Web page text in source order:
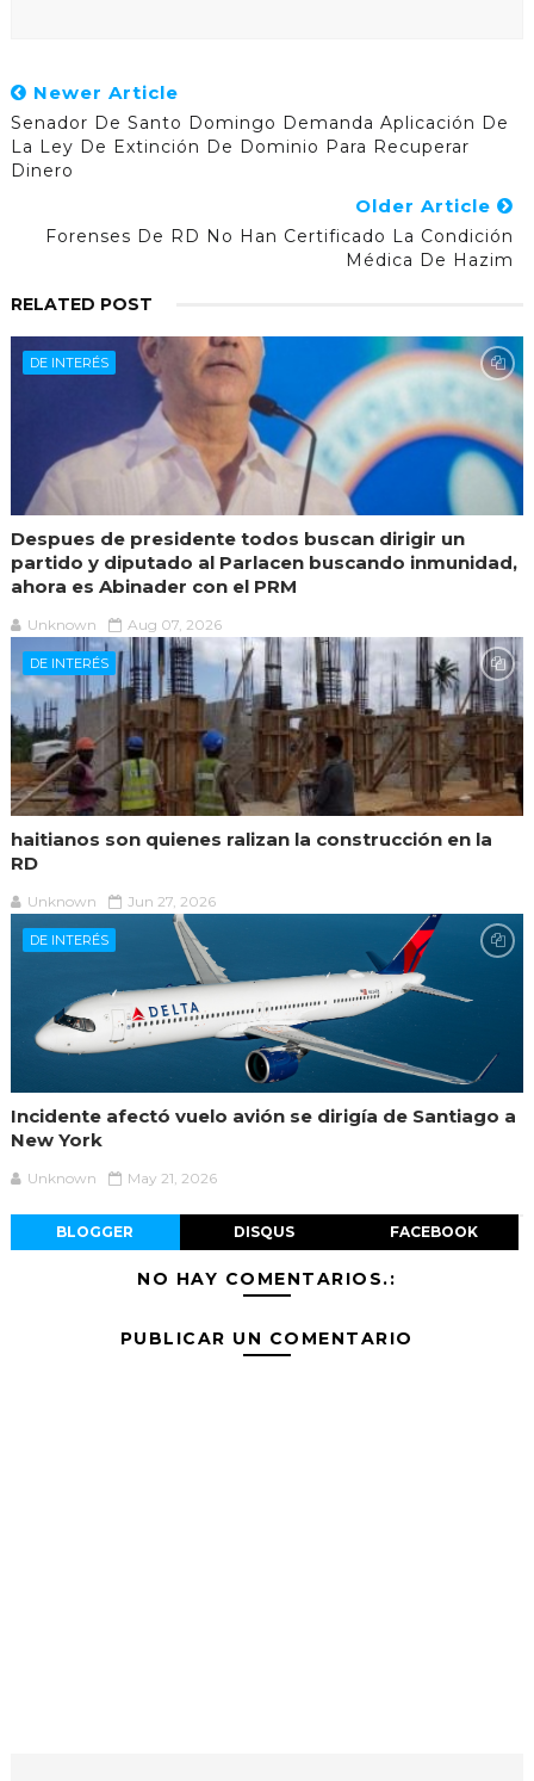
Newer Article
Senador De Santo Domingo Demanda Aplicación De
La Ley De Extinción De Dominio Para Recuperar
Dinero
Older Article
Forenses De RD No Han Certificado La Condición
Médica De Hazim
RELATED POST
DE INTERÉS
Despues de presidente todos buscan dirigir un
partido y diputado al Parlacen buscando inmunidad,
ahora es Abinader con el PRM
Unknown Aug 07, 2026
DE INTERÉS
haitianos son quienes ralizan la construcción en la
RD
Unknown Jun 27, 2026
DE INTERÉS
Incidente afectó vuelo avión se dirigía de Santiago a
New York
Unknown May 21, 2026
BLOGGER DISQUS FACEBOOK
NO HAY COMENTARIOS.:
PUBLICAR UN COMENTARIO